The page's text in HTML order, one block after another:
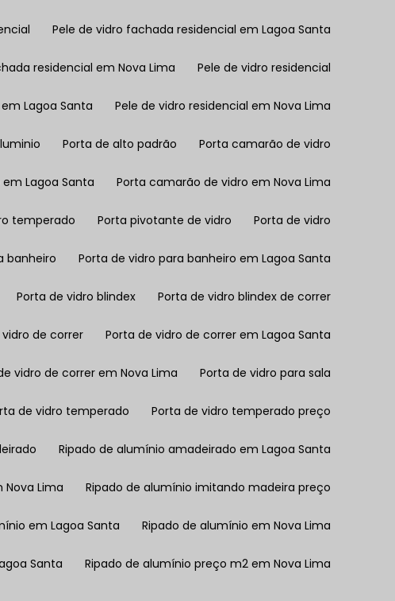
Pele de vidro fachada residencial em Lagoa Santa
residencial em Nova Lima Pele de vidro residencial
em Lagoa Santa Pele de vidro residencial em Nova Lima
Porta de alto padrão Porta camarão de vidro
Lagoa Santa Porta camarão de vidro em Nova Lima
temperado Porta pivotante de vidro Porta de vidro
banheiro Porta de vidro para banheiro em Lagoa Santa
Porta de vidro blindex Porta de vidro blindex de correr
vidro de correr Porta de vidro de correr em Lagoa Santa
vidro de correr em Nova Lima Porta de vidro para sala
de vidro temperado Porta de vidro temperado preço
Ripado de alumínio amadeirado em Lagoa Santa
Nova Lima Ripado de alumínio imitando madeira preço
em Lagoa Santa Ripado de alumínio em Nova Lima
Santa Ripado de alumínio preço m2 em Nova Lima